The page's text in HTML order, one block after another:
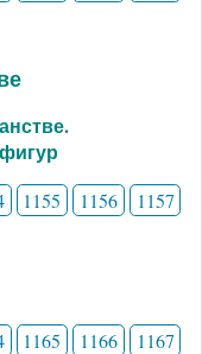
1155 1156
1157
1165 1166
1167